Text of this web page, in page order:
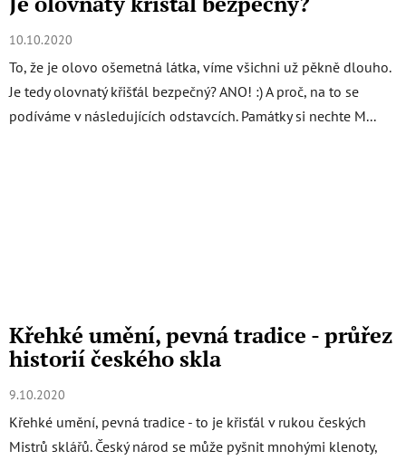
10.10.2020
To, že je olovo ošemetná látka, víme všichni už pěkně dlouho.
Je tedy olovnatý křišťál bezpečný? ANO! :) A proč, na to se
podíváme v následujících odstavcích. Památky si nechte M...
Křehké umění, pevná tradice - průřez
historií českého skla
9.10.2020
Křehké umění, pevná tradice - to je křisťál v rukou českých
Mistrů sklářů. Český národ se může pyšnit mnohými klenoty,